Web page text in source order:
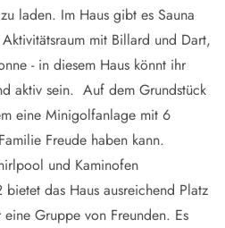
laden. Im Haus gibt es Sauna
mit Billard und Dart,
- in diesem Haus könnt ihr
aktiv sein. Auf dem Grundstück
eine Minigolfanlage mit 6
Freude haben kann.
und Kaminofen
das Haus ausreichend Platz
Gruppe von Freunden. Es